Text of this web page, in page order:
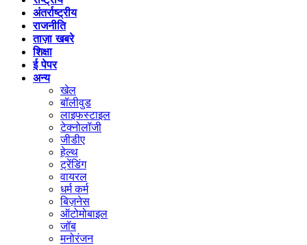
अंतर्राष्ट्रीय
राजनीति
ताज़ा खबरे
शिक्षा
ई पेपर
अन्य
खेल
बॉलीवुड
लाइफस्टाइल
टेक्नोलॉजी
जीडीए
हेल्थ
ट्रेंडिंग
वायरल
धर्म कर्म
बिज़नेस
ऑटोमोबाइल
जॉब
मनोरंजन